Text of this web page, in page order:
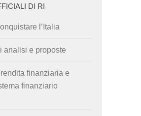
DI RI
l’Italia
analisi e proposte
finanziaria e
finanziario